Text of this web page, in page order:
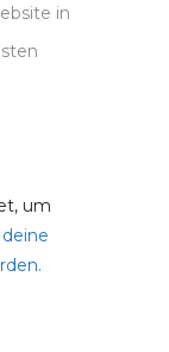
in
um